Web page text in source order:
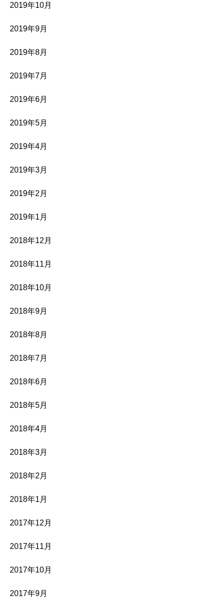
2019年10月
2019年9月
2019年8月
2019年7月
2019年6月
2019年5月
2019年4月
2019年3月
2019年2月
2019年1月
2018年12月
2018年11月
2018年10月
2018年9月
2018年8月
2018年7月
2018年6月
2018年5月
2018年4月
2018年3月
2018年2月
2018年1月
2017年12月
2017年11月
2017年10月
2017年9月